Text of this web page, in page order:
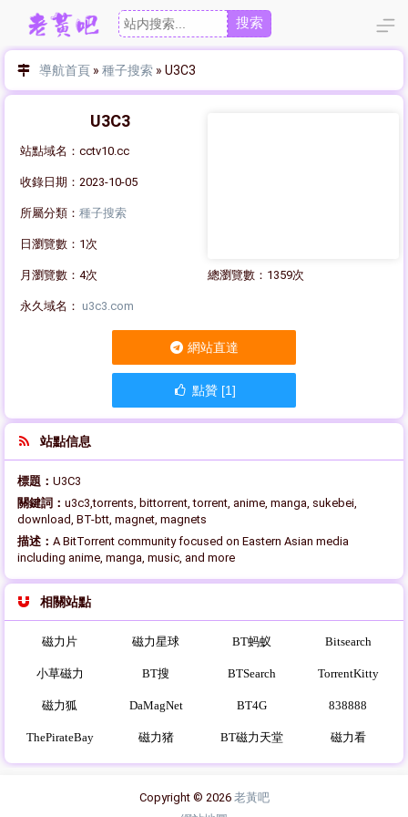
搜索
導航首頁 » 種子搜索 » U3C3
U3C3
站點域名：cctv10.cc
收錄日期：2023-10-05
所屬分類： 種子搜索
日瀏覽數：1次
月瀏覽數：4次 總瀏覽數：1359次
永久域名： u3c3.com
網站直達
點贊 [1]
站點信息
標題： U3C3
關鍵詞： u3c3,torrents, bittorrent, torrent, anime, manga, sukebei,
download, BT-btt, magnet, magnets
描述： A BitTorrent community focused on Eastern Asian media
including anime, manga, music, and more
相關站點
磁力片 磁力星球 BT蚂蚁 Bitsearch
小草磁力 BT搜 BTSearch TorrentKitty
磁力狐 DaMagNet BT4G 838888
ThePirateBay 磁力猪 BT磁力天堂 磁力看
Copyright © 2026 老黃吧